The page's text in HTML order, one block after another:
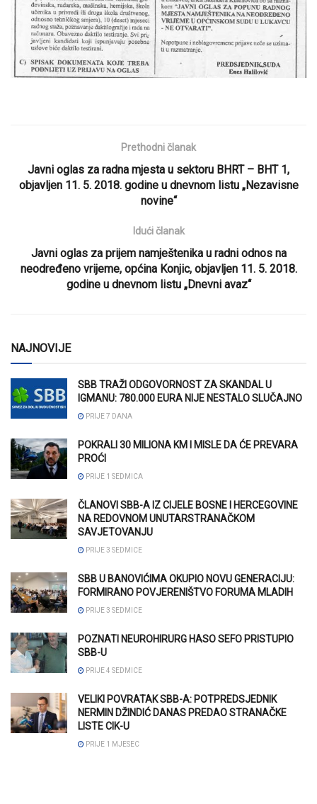
Prethodni članak
Javni oglas za radna mjesta u sektoru BHRT – BHT 1,
objavljen 11. 5. 2018. godine u dnevnom listu „Nezavisne
novine“
Idući članak
Javni oglas za prijem namještenika u radni odnos na
neodređeno vrijeme, općina Konjic, objavljen 11. 5. 2018.
godine u dnevnom listu „Dnevni avaz“
NAJNOVIJE
SBB TRAŽI ODGOVORNOST ZA SKANDAL U
IGMANU: 780.000 EURA NIJE NESTALO SLUČAJNO
PRIJE 7 DANA
POKRALI 30 MILIONA KM I MISLE DA ĆE PREVARA
PROĆI
PRIJE 1 SEDMICA
ČLANOVI SBB-A IZ CIJELE BOSNE I HERCEGOVINE
NA REDOVNOM UNUTARSTRANAČKOM
SAVJETOVANJU
PRIJE 3 SEDMICE
SBB U BANOVIĆIMA OKUPIO NOVU GENERACIJU:
FORMIRANO POVJERENIŠTVO FORUMA MLADIH
PRIJE 3 SEDMICE
POZNATI NEUROHIRURG HASO SEFO PRISTUPIO
SBB-U
PRIJE 4 SEDMICE
VELIKI POVRATAK SBB-A: POTPREDSJEDNIK
NERMIN DŽINDIĆ DANAS PREDAO STRANAČKE
LISTE CIK-U
PRIJE 1 MJESEC